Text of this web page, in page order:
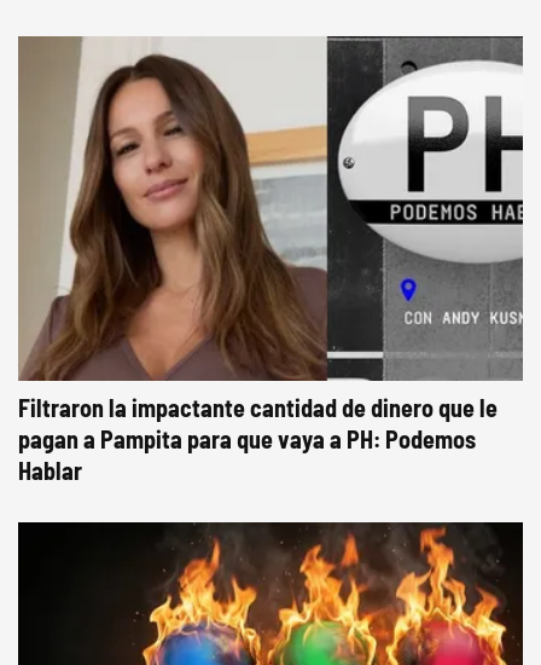
Filtraron la impactante cantidad de dinero que le
pagan a Pampita para que vaya a PH: Podemos
Hablar